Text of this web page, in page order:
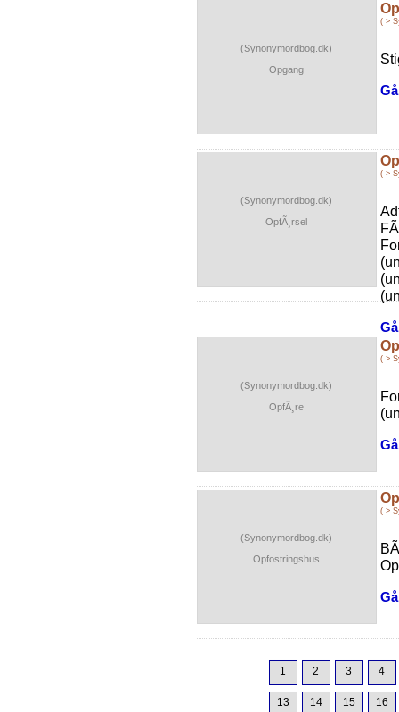
(Synonymordbog.dk)
Opgang
( >
(Synonymordbog.dk)
OpfÃ¸rsel
( >
(Synonymordbog.dk)
OpfÃ¸re
( >
(Synonymordbog.dk)
Opfostringshus
( >
1 2 3 4
13 14 15 16